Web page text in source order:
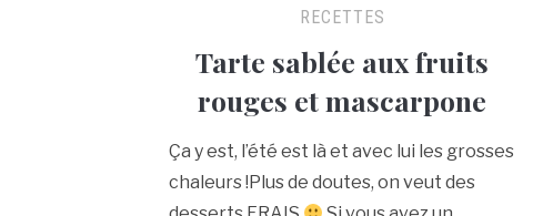
RECETTES
Tarte sablée aux fruits
rouges et mascarpone
Ça y est, l’été est là et avec lui les grosses
chaleurs !Plus de doutes, on veut des